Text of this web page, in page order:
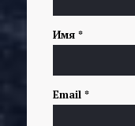
Имя *
Email *